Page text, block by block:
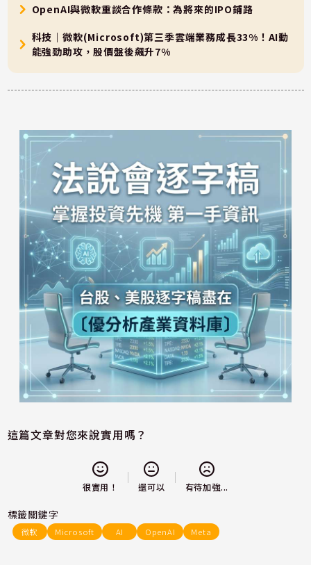
OpenAI與微軟重談合作條款：為將來的IPO鋪路
科技｜微軟(Microsoft)第三季雲端業務成長33%！AI動
能強勁助攻，股價盤後飆升7%
這篇文章對您來說實用嗎？
很實用！ 還可以 有待加強...
標籤關鍵字
微軟 Microsoft AI OpenAI Meta